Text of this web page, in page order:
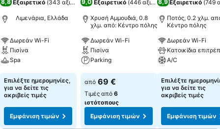
8,8 Εξαιρετικό (343 αξιολογήσεις)
Λιμενάρια, Ελλάδα
Δωρεάν Wi-Fi
Πισίνα
Spa
Εμφάνιση τιμών
Επιλέξτε ημερομηνίες,
για να δείτε τις
ακριβείς τιμές
Εμφάνιση τιμών
9,0 Εξαιρετικό (446 αξιολογήσεις)
Χρυσή Αμμουδιά, 0.8
χλμ. από: Κέντρο πόλης
Δωρεάν Wi-Fi
Πισίνα
Parking
Εμφάνιση τιμών
από 69 €
Τιμές από 6
ιστότοπους
Εμφάνιση τιμών
8,9 Εξαιρετικό (749
Ποτός, 0.2 χλμ.
Κέντρο πόλης
Δωρεάν Wi-Fi
A/C
Εμφάνιση τιμών
Επιλέξτε
για να δείτε τις
ακριβείς τιμές
Εμφάνιση τιμών